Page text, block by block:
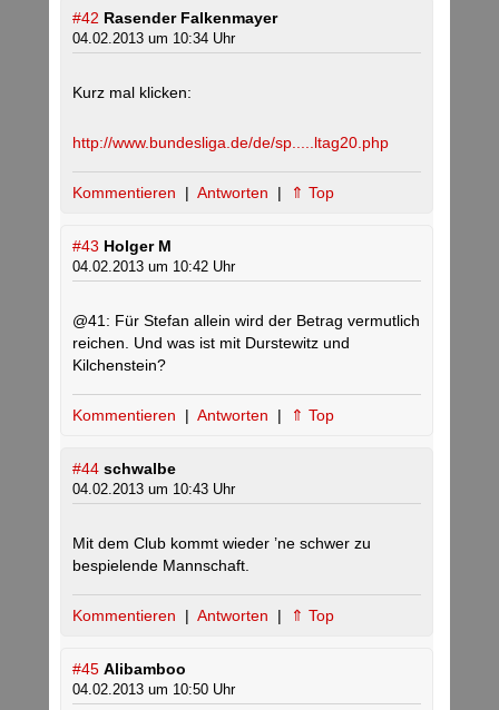
#42 Rasender Falkenmayer
04.02.2013 um 10:34 Uhr
Kurz mal klicken:
http://www.bundesliga.de/de/sp.....ltag20.php
Kommentieren | Antworten | ⇑ Top
#43 Holger M
04.02.2013 um 10:42 Uhr
@41: Für Stefan allein wird der Betrag vermutlich
reichen. Und was ist mit Durstewitz und
Kilchenstein?
Kommentieren | Antworten | ⇑ Top
#44 schwalbe
04.02.2013 um 10:43 Uhr
Mit dem Club kommt wieder ’ne schwer zu
bespielende Mannschaft.
Kommentieren | Antworten | ⇑ Top
#45 Alibamboo
04.02.2013 um 10:50 Uhr